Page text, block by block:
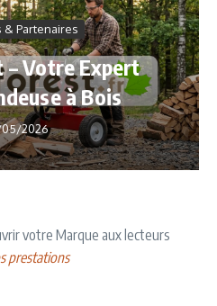
& Partenaires
Votre Expert
à Bois
2026
votre Marque aux lecteurs
prestations